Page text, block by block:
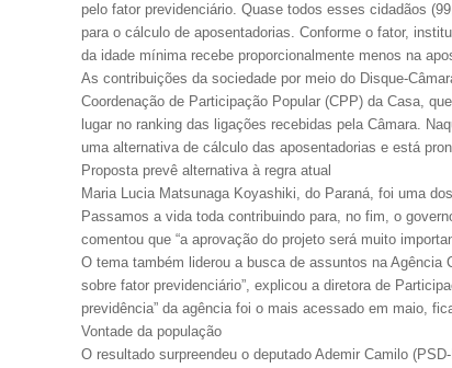
pelo fator previdenciário. Quase todos esses cidadãos
para o cálculo de aposentadorias. Conforme o fator,
da idade mínima recebe proporcionalmente menos na
As contribuições da sociedade por meio do Disque-
Coordenação de Participação Popular (CPP) da Casa,
lugar no ranking das ligações recebidas pela Câmara.
uma alternativa de cálculo das aposentadorias e está
Proposta prevê alternativa à regra atual
Maria Lucia Matsunaga Koyashiki, do Paraná, foi uma
Passamos a vida toda contribuindo para, no fim, o
comentou que “a aprovação do projeto será muito
O tema também liderou a busca de assuntos na Agência
sobre fator previdenciário”, explicou a diretora de
previdência” da agência foi o mais acessado em maio,
Vontade da população
O resultado surpreendeu o deputado Ademir Camilo